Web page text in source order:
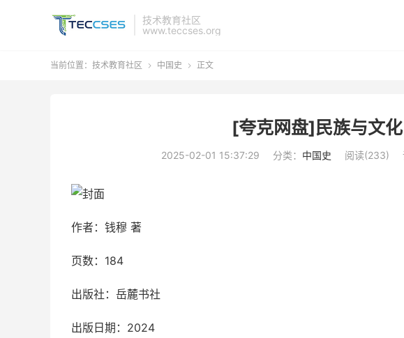
技术教育社区
www.teccses.org
当前位置： 技术教育社区  中国史  正文
[夸克网盘]民族与文
2025-02-01 15:37:29 分类： 中国史 阅读(233)
作者：钱穆 著
页数：184
出版社：岳麓书社
出版日期：2024